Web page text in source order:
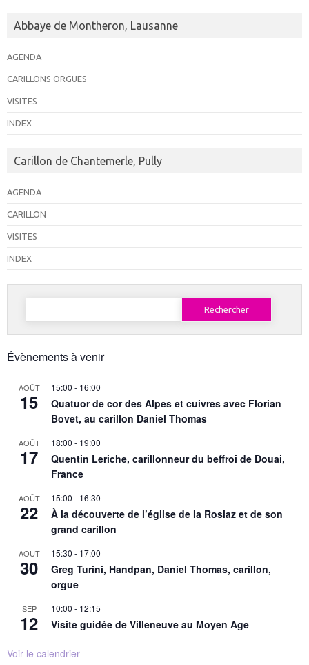
Abbaye de Montheron, Lausanne
AGENDA
CARILLONS ORGUES
VISITES
INDEX
Carillon de Chantemerle, Pully
AGENDA
CARILLON
VISITES
INDEX
Rechercher :
Évènements à venir
AOÛT
15
15:00 - 16:00
Quatuor de cor des Alpes et cuivres avec Florian
Bovet, au carillon Daniel Thomas
AOÛT
17
18:00 - 19:00
Quentin Leriche, carillonneur du beffroi de Douai,
France
AOÛT
22
15:00 - 16:30
À la découverte de l’église de la Rosiaz et de son
grand carillon
AOÛT
30
15:30 - 17:00
Greg Turini, Handpan, Daniel Thomas, carillon,
orgue
SEP
12
10:00 - 12:15
Visite guidée de Villeneuve au Moyen Age
Voir le calendrier